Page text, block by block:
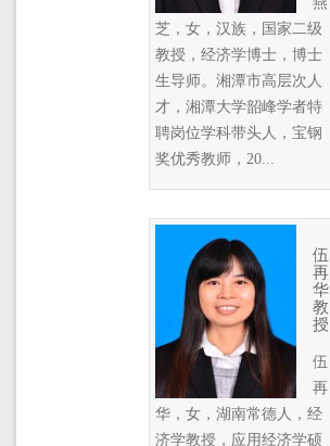
芝，女，汉族，国家二级
教授，经济学博士，博士
生导师。湘潭市高层次人
才，湘潭大学韶峰学者特
聘岗位学科带头人，宝钢
奖优秀教师，20...
伍
再
华
教
授
伍
再
华，女，湖南常德人，经
济学教授，应用经济学硕